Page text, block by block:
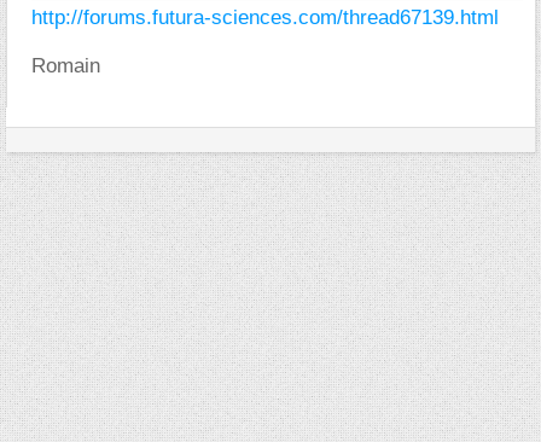
http://forums.futura-sciences.com/thread67139.html
Romain